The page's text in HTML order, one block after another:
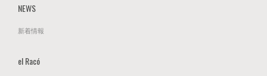
NEWS
新着情報
el Racó